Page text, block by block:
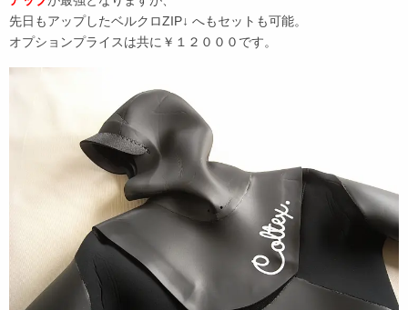
先日もアップしたベルクロZIP↓ へもセットも可能。
オプションプライスは共に￥１２０００です。